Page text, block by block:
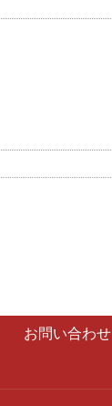
お問い合わせ